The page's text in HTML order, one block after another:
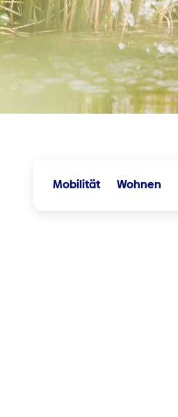
Mobilität Wohnen